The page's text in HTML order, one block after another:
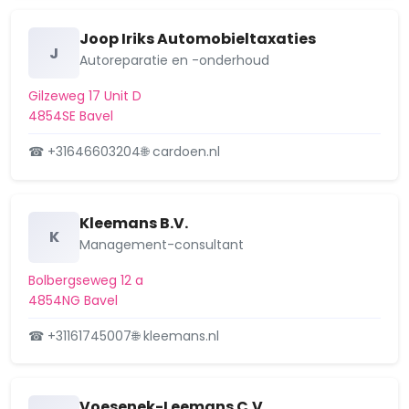
Geeren-noord
Geeren-zuid
Ginneken
Haagpoort
Hazeldonk
Heksenwiel
Heusdenhout
J
Joop Iriks Automobieltaxaties
Autoreparatie en -onderhoud
Gilzeweg 17 Unit D
4854SE Bavel
☎ +31646603204🌐 cardoen.nl
K
Kleemans B.V.
Management-consultant
Bolbergseweg 12 a
4854NG Bavel
☎ +31161745007🌐 kleemans.nl